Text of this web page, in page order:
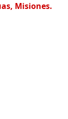
Misiones.